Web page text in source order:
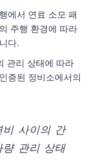
에서 연료 소모 패
주행 환경에 따라
다.
관리 상태에 따라
증된 정비소에서의
비 사이의 간
량 관리 상태